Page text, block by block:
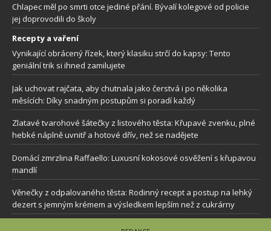
Chlapec měl po smrti otce jediné přání. Bývalí kolegové od policie
jej doprovodili do školy
Recepty a vaření
Vynikající obrácený řízek, který klasiku strčí do kapsy: Tento
geniální trik si ihned zamilujete
Jak uchovat rajčata, aby chutnala jako čerstvá i po několika
měsících: Díky snadným postupům si poradí každý
Zlatavé tvarohové šátečky z listového těsta: Křupavé zvenku, plné
hebké náplně uvnitř a hotové dřív, než se nadějete
Domácí zmrzlina Raffaello: Luxusní kokosové osvěžení s křupavou
mandlí
Věnečky z odpalovaného těsta: Rodinný recept a postup na lehký
dezert s jemným krémem a výsledkem lepším než z cukrárny